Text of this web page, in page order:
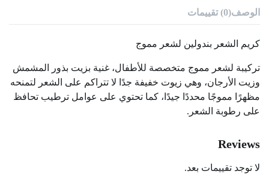
الوصف(0) تقييمات
كريم الشعر بندولين لشعر مموج
تركيبة لشعر مموج متخصصة للأطفال، غنية بزيت بذور المشمش
وزيت الأرجان، وهي زيوت خفيفة جدًا لا تتراكم على الشعر لتمنحه
مظهرًا مموجًا محددًا جيدًا، كما تحتوي على عوامل ترطيب تحافظ
على رطوبة الشعر.
Reviews
لا توجد تقييمات بعد.